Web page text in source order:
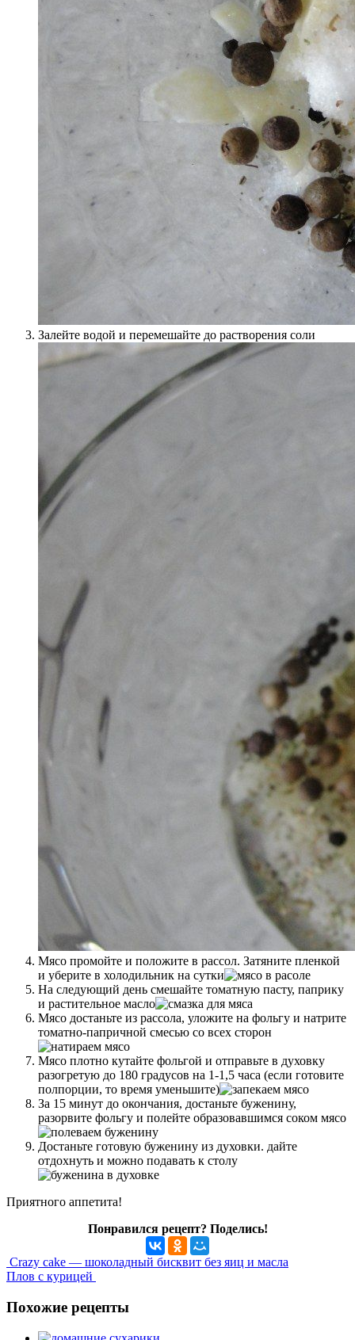
Залейте водой и перемешайте до растворения соли
Мясо промойте и положите в рассол. Затяните пленкой
и уберите в холодильник на сутки
На следующий день смешайте томатную пасту, паприку
и растительное масло
Мясо достаньте из рассола, уложите на фольгу и натрите
томатно-папричной смесью со всех сторон
Мясо плотно кутайте фольгой и отправьте в духовку
разогретую до 180 градусов на 1-1,5 часа (если готовите
полпорции, то время уменьшите)
За 15 минут до окончания, достаньте буженину,
разорвите фольгу и полейте образовавшимся соком мясо
Достаньте готовую буженину из духовки. дайте
отдохнуть и можно подавать к столу
Приятного аппетита!
Понравился рецепт? Поделись!
Crazy cake — шоколадный бисквит без яиц и масла
Плов с курицей
Похожие рецепты